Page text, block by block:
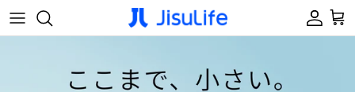
コンテンツへスキップ
アカ
カ